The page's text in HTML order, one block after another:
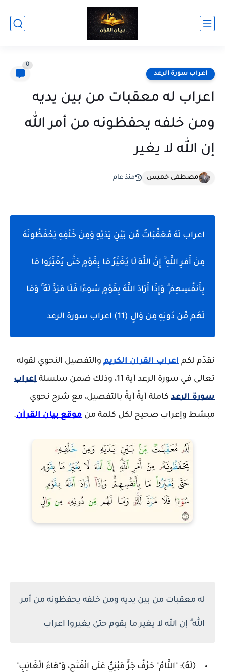
اعراب سورة الرعد
0
اعراب له معقبات من بين يديه
ومن خلفه يحفظونه من أمر الله
إن الله لا يغير
مصطفى خميس منذ عام
اعراب لَهُ مُعَقِّبَاتٌ مِّن بَيْنِ يَدَيْهِ وَمِنْ خَلْفِهِ يَحْفَظُونَهُ
مِنْ أَمْرِ اللَّهِ ۗ إِنَّ اللَّهَ لَا يُغَيِّرُ مَا بِقَوْمٍ حَتَّىٰ يُغَيِّرُوا مَا
بِأَنفُسِهِمْ ۗ وَإِذَا أَرَادَ اللَّهُ بِقَوْمٍ سُوءًا فَلَا مَرَدَّ لَهُ ۚ وَمَا
لَهُم مِّن دُونِهِ مِن وَالٍ (11) اعراب سورة الرعد
نقدّم لكم اعراب القران الكريم والتفصيل النحوي لقوله
تعالى في سورة الرعد آية 11، وذلك ضمن سلسلة
إعراب
سورة الرعد كاملة آيةً آيةً بالتفصيل، مع شرح نحوي
مبسّط وإعراب صحيح لكل كلمة من موقع بيان القرآن.
له معقبات من بين يديه ومن خلفه يحفظونه من أمر
الله ۗ إن الله لا يغير ما بقوم حتىٰ يغيروا اعراب
﴿لَهُ﴾: "اللَّامُ" حَرْفُ جَرٍّ مَبْنِيٌّ عَلَى الْفَتْحِ، وَ"هَاءُ الْغَائِبِ"